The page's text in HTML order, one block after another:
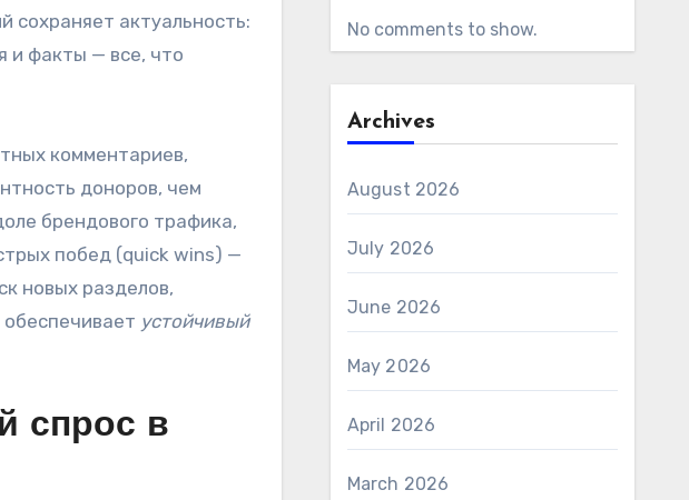
сохраняет актуальность:
и факты — все, что
комментариев,
доноров, чем
брендового трафика,
побед (quick wins) —
новых разделов,
устойчивый
спрос в
No comments to show.
Archives
August 2026
July 2026
June 2026
May 2026
April 2026
March 2026